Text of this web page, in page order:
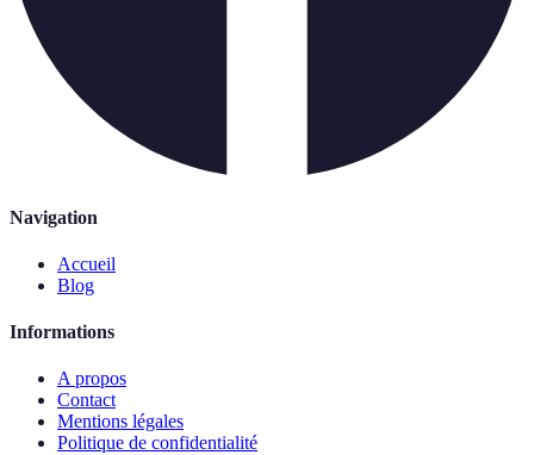
Navigation
Accueil
Blog
Informations
A propos
Contact
Mentions légales
Politique de confidentialité